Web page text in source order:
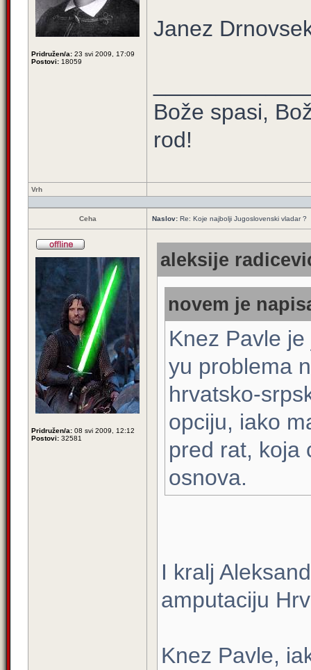
Pridružen/a: 23 svi 2009, 17:09
Postovi: 18059
Janez
Bože spasi,
rod!
Vrh
Ceha Naslov: Re: Koje najbolji Jugoslovenski vladar ?
Pridružen/a: 08 svi 2009, 12:12
Postovi: 32581
aleksije
novem je
Knez Pavle
yu problema
hrvatsko-
opciju, iako
pred rat, koja
osnova.
I kralj
amputaciju
Knez Pavle,